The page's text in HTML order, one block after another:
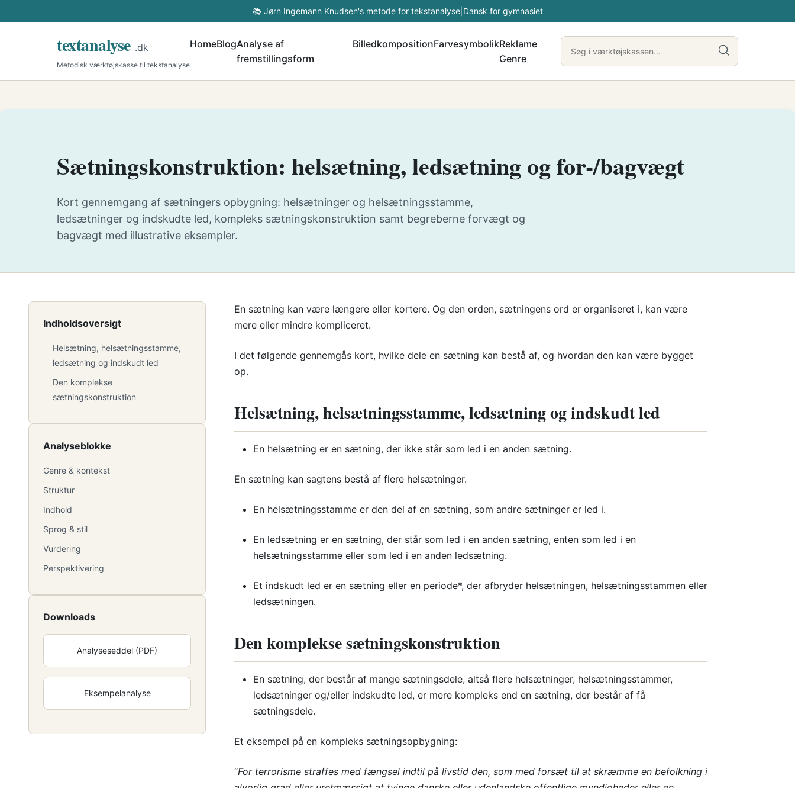
📚 Jørn Ingemann Knudsen's metode for tekstanalyse| Dansk for gymnasiet
textanalyse .dk
Metodisk værktøjskasse til tekstanalyse
HomeBlogAnalyse af
fremstillingsform
BilledkompositionFarvesymbolikReklame
Genre
Sætningskonstruktion: helsætning, ledsætning og for-/bagvægt
Kort gennemgang af sætningers opbygning: helsætninger og helsætningsstamme,
ledsætninger og indskudte led, kompleks sætningskonstruktion samt begreberne forvægt og
bagvægt med illustrative eksempler.
Indholdsoversigt
Helsætning, helsætningsstamme,
ledsætning og indskudt led
Den komplekse
sætningskonstruktion
Analyseblokke
Genre & kontekst
Struktur
Indhold
Sprog & stil
Vurdering
Perspektivering
Downloads
Analyseseddel (PDF)
Eksempelanalyse
En sætning kan være længere eller kortere. Og den orden, sætningens ord er organiseret i, kan være
mere eller mindre kompliceret.
I det følgende gennemgås kort, hvilke dele en sætning kan bestå af, og hvordan den kan være bygget
op.
Helsætning, helsætningsstamme, ledsætning og indskudt led
En helsætning er en sætning, der ikke står som led i en anden sætning.
En sætning kan sagtens bestå af flere helsætninger.
En helsætningsstamme er den del af en sætning, som andre sætninger er led i.
En ledsætning er en sætning, der står som led i en anden sætning, enten som led i en
helsætningsstamme eller som led i en anden ledsætning.
Et indskudt led er en sætning eller en periode*, der afbryder helsætningen, helsætningsstammen eller
ledsætningen.
Den komplekse sætningskonstruktion
En sætning, der består af mange sætningsdele, altså flere helsætninger, helsætningsstammer,
ledsætninger og/eller indskudte led, er mere kompleks end en sætning, der består af få
sætningsdele.
Et eksempel på en kompleks sætningsopbygning:
“For terrorisme straffes med fængsel indtil på livstid den, som med forsæt til at skræmme en befolkning i